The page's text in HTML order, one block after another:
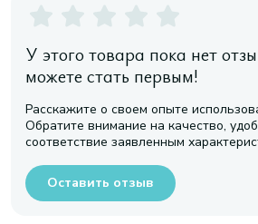
У этого товара пока нет
можете стать первым!
Расскажите о своем опыте
Обратите внимание на качество,
соответствие заявленным
Оставить отзыв